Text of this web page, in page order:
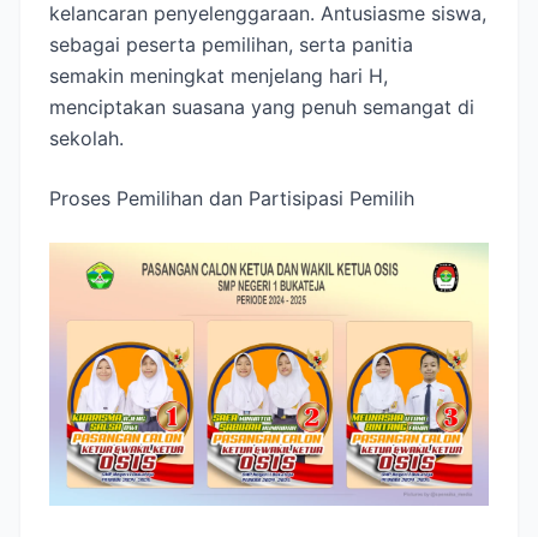
kelancaran penyelenggaraan. Antusiasme siswa,
sebagai peserta pemilihan, serta panitia
semakin meningkat menjelang hari H,
menciptakan suasana yang penuh semangat di
sekolah.
Proses Pemilihan dan Partisipasi Pemilih